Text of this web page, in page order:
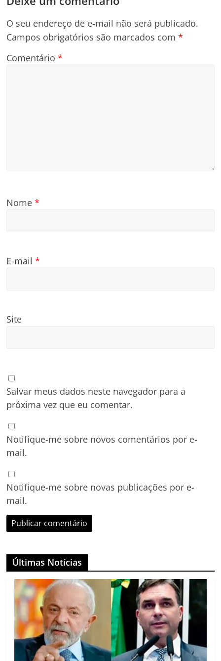
O seu endereço de e-mail não será publicado.
Campos obrigatórios são marcados com*
Comentário*
Nome*
E-mail*
Site
Salvar meus dados neste navegador para a
próxima vez que eu comentar.
Notifique-me sobre novos comentários por e-
mail.
Notifique-me sobre novas publicações por e-
mail.
Últimas Notícias